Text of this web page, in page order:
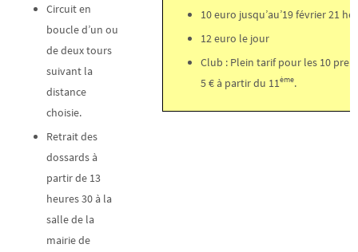
Circuit en
boucle d’un ou
de deux tours
suivant la
distance
choisie.
Retrait des
dossards à
partir de 13
heures 30 à la
salle de la
mairie de
10 euro jusqu’au’19 février 21
12 euro le jour
Club : Plein tarif pour les 10
5 € à partir du 11ème.